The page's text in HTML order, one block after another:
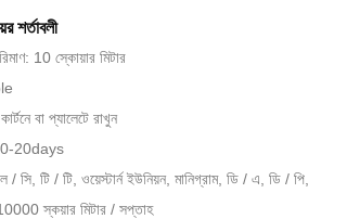
শর্তাবলী
10 স্কোয়ার মিটার
বা প্যালেটে রাখুন
20days
/ সি, টি / টি, ওয়েস্টার্ন ইউনিয়ন, মানিগ্রাম, ডি / এ, ডি / পি,
স্কয়ার মিটার / সপ্তাহ